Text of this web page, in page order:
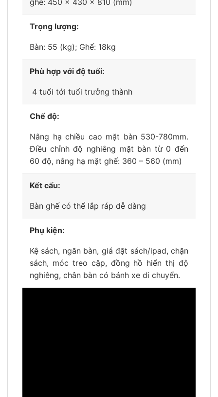
Trọng lượng:
Bàn: 55 (kg); Ghế: 18kg
Phù hợp với độ tuổi:
4 tuổi tới tuổi trưởng thành
Chế độ:
Nâng hạ chiều cao mặt bàn 530-780mm.
Điều chỉnh độ nghiêng mặt bàn từ 0 đến
60 độ, nâng hạ mặt ghế: 360 – 560 (mm)
Kết cấu:
Bàn ghế có thể lắp ráp dễ dàng
Phụ kiện:
Kệ sách, ngăn bàn, giá đặt sách/ipad, chặn
sách, móc treo cặp, đồng hồ hiển thị độ
nghiêng, chân bàn có bánh xe di chuyển.